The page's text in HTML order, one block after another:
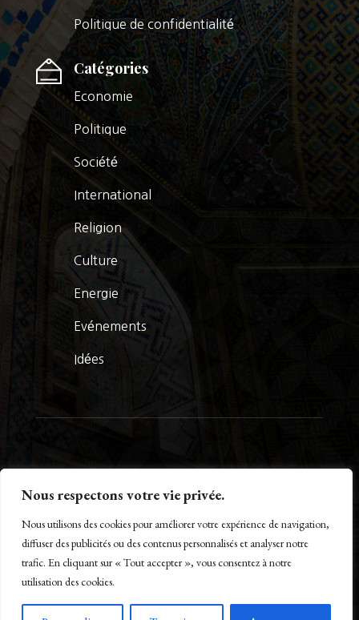
Nous respectons votre vie privée.
Nous utilisons des cookies pour améliorer votre expérience de navigation,
diffuser des publicités ou des contenus personnalisés et analyser notre
trafic. En cliquant sur « Tout accepter », vous consentez à notre
utilisation des cookies.
Politique de confidentialité
Catégories
Economie
Politique
Société
International
Religion
Culture
Energie
Evénements
Idées
Créé par Maestro of IT – www.m-o-i.fr